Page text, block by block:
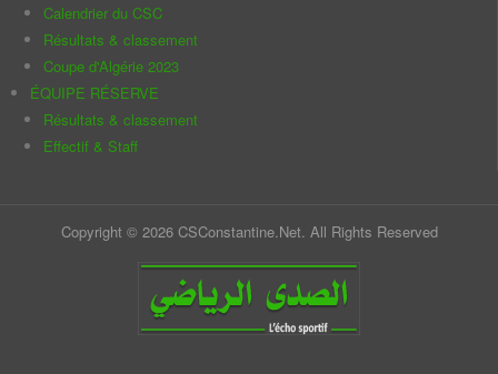
Calendrier du CSC
Résultats & classement
Coupe d'Algérie 2023
ÉQUIPE RÉSERVE
Résultats & classement
Effectif & Staff
Copyright © 2026 CSConstantine.Net. All Rights Reserved